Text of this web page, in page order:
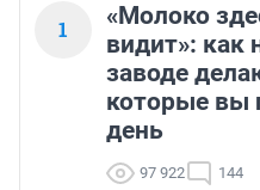
1
«Молоко
видит»: как
заводе
которые вы
день
97 922 144